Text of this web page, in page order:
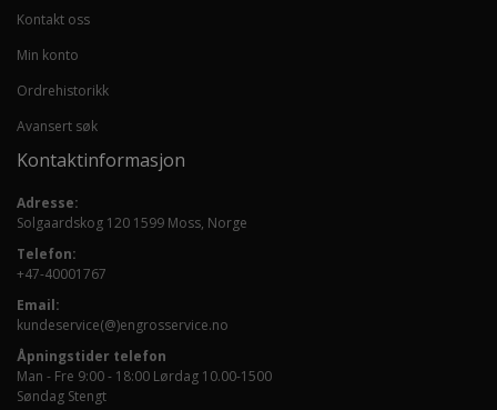
Kontakt oss
Min konto
Ordrehistorikk
Avansert søk
Kontaktinformasjon
Adresse:
Solgaardskog 120 1599 Moss, Norge
Telefon:
+47-40001767
Email:
kundeservice(@)engrosservice.no
Åpningstider telefon
Man - Fre 9:00 - 18:00 Lørdag 10.00-1500
Søndag Stengt